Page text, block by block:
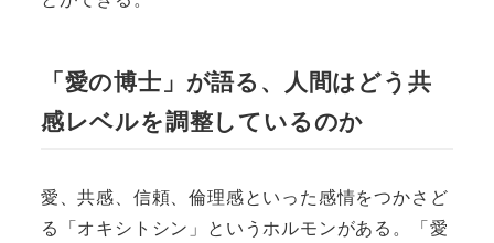
「愛の博士」が語る、人間はどう共
感レベルを調整しているのか
愛、共感、信頼、倫理感といった感情をつかさど
る「オキシトシン」というホルモンがある。「愛